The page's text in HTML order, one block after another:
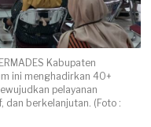
Kabupaten
ini menghadirkan 40+
pelayanan
dan berkelanjutan. (Foto :